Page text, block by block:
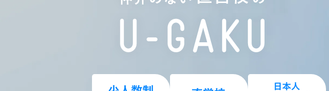
U-GAKUの想い
フィリピン セブ
中高生向け留学
◉大学生以上向け
生徒様向け